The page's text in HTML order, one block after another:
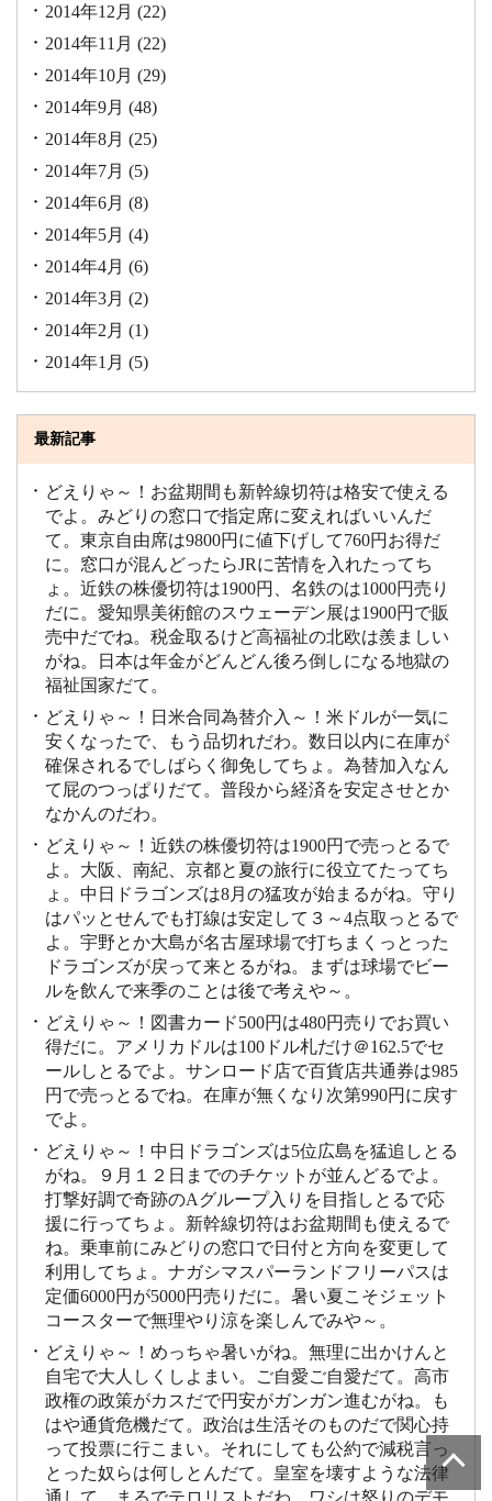
2014年12月 (22)
2014年11月 (22)
2014年10月 (29)
2014年9月 (48)
2014年8月 (25)
2014年7月 (5)
2014年6月 (8)
2014年5月 (4)
2014年4月 (6)
2014年3月 (2)
2014年2月 (1)
2014年1月 (5)
最新記事
どえりゃ～！お盆期間も新幹線切符は格安で使える
でよ。みどりの窓口で指定席に変えればいいんだ
て。東京自由席は9800円に値下げして760円お得だ
に。窓口が混んどったらJRに苦情を入れたってち
ょ。近鉄の株優切符は1900円、名鉄のは1000円売り
だに。愛知県美術館のスウェーデン展は1900円で販
売中だでね。税金取るけど高福祉の北欧は羨ましい
がね。日本は年金がどんどん後ろ倒しになる地獄の
福祉国家だて。
どえりゃ～！日米合同為替介入～！米ドルが一気に
安くなったで、もう品切れだわ。数日以内に在庫が
確保されるでしばらく御免してちょ。為替加入なん
て屁のつっぱりだて。普段から経済を安定させとか
なかんのだわ。
どえりゃ～！近鉄の株優切符は1900円で売っとるで
よ。大阪、南紀、京都と夏の旅行に役立てたってち
ょ。中日ドラゴンズは8月の猛攻が始まるがね。守り
はパッとせんでも打線は安定して３～4点取っとるで
よ。宇野とか大島が名古屋球場で打ちまくっとった
ドラゴンズが戻って来とるがね。まずは球場でビー
ルを飲んで来季のことは後で考えや～。
どえりゃ～！図書カード500円は480円売りでお買い
得だに。アメリカドルは100ドル札だけ＠162.5でセ
ールしとるでよ。サンロード店で百貨店共通券は985
円で売っとるでね。在庫が無くなり次第990円に戻す
でよ。
どえりゃ～！中日ドラゴンズは5位広島を猛追しとる
がね。９月１２日までのチケットが並んどるでよ。
打撃好調で奇跡のAグループ入りを目指しとるで応
援に行ってちょ。新幹線切符はお盆期間も使えるで
ね。乗車前にみどりの窓口で日付と方向を変更して
利用してちょ。ナガシマスパーランドフリーパスは
定価6000円が5000円売りだに。暑い夏こそジェット
コースターで無理やり涼を楽しんでみや～。
どえりゃ～！めっちゃ暑いがね。無理に出かけんと
自宅で大人しくしよまい。ご自愛ご自愛だて。高市
政権の政策がカスだで円安がガンガン進むがね。も
はや通貨危機だて。政治は生活そのものだで関心持
って投票に行こまい。それにしても公約で減税言っ
とった奴らは何しとんだて。皇室を壊すような法律
通して、まるでテロリストだわ。ワシは怒りのデモ